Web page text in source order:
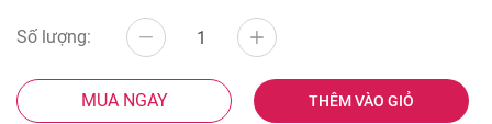
Số lượng:
MUA NGAY THÊM VÀO GIỎ